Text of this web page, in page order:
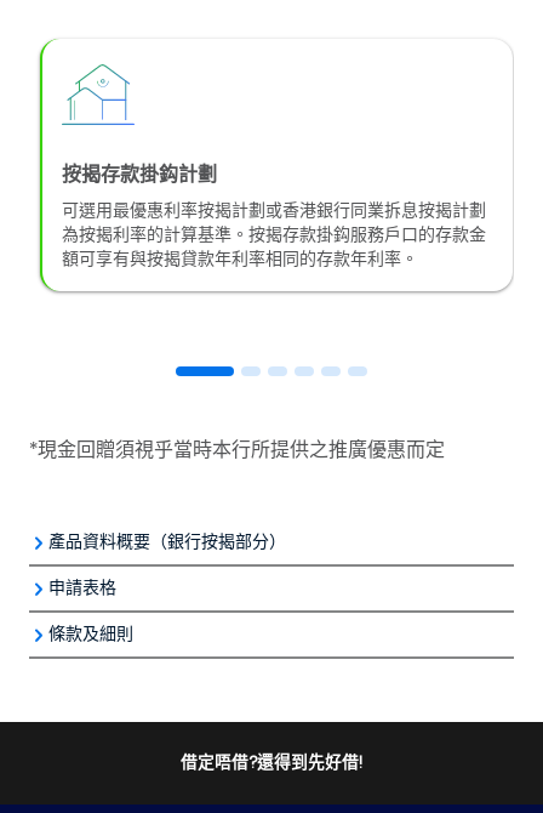
按揭存款掛鈎計劃​
可選用最優惠利率按揭計劃或香港銀行同業拆息按揭計劃
為按揭利率的計算基準。按揭存款掛鈎服務戶口的存款金
額可享有與按揭貸款年利率相同的存款年利率。​
*現金回贈須視乎當時本行所提供之推廣優惠而定
產品資料概要（銀行按揭部分）
住宅按揭貸款產品資料概要
申請表格
醫院管理局員工置業貸款計劃申請表格
條款及細則
借定唔借?還得到先好借!